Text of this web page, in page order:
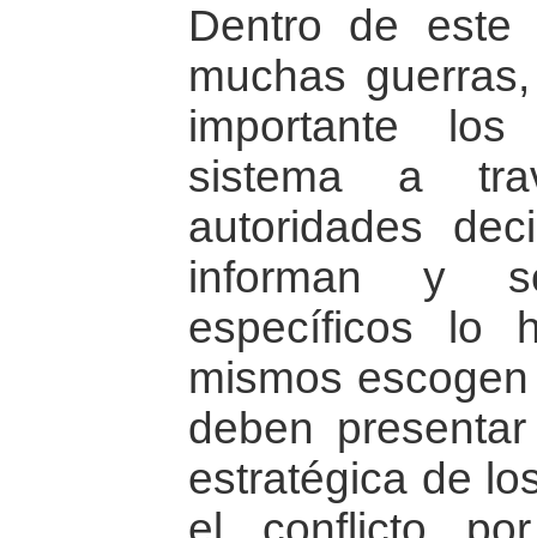
Dentro de este
muchas
importante los
sistema a
autoridades
informan y
específicos lo
mismos
deben
estratégica de